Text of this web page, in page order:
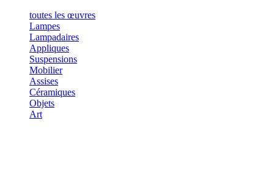
toutes les œuvres
Lampes
Lampadaires
Appliques
Suspensions
Mobilier
Assises
Céramiques
Objets
Art